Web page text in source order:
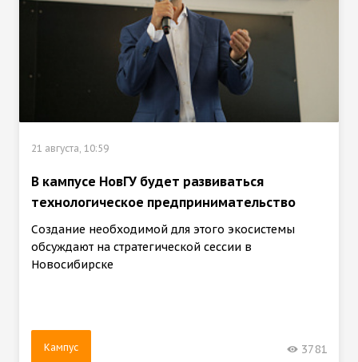
21 августа, 10:59
В кампусе НовГУ будет развиваться
технологическое предпринимательство
Создание необходимой для этого экосистемы
обсуждают на стратегической сессии в
Новосибирске
Кампус 3781